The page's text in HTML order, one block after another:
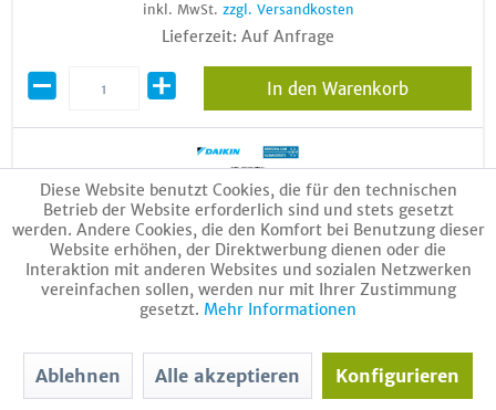
inkl. MwSt. zzgl. Versandkosten
Lieferzeit: Auf Anfrage
In den Warenkorb
710,00 € *
Diese Website benutzt Cookies, die für den technischen
Betrieb der Website erforderlich sind und stets gesetzt
werden. Andere Cookies, die den Komfort bei Benutzung dieser
Website erhöhen, der Direktwerbung dienen oder die
Interaktion mit anderen Websites und sozialen Netzwerken
vereinfachen sollen, werden nur mit Ihrer Zustimmung
gesetzt. Mehr Informationen
Ablehnen Alle akzeptieren Konfigurieren